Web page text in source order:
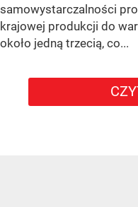
samowystarczalności
krajowej produkcji do
około jedną trzecią, co...